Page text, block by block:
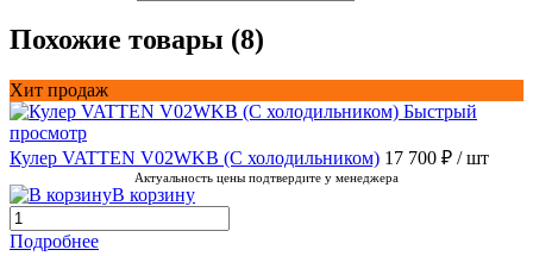
Похожие товары (8)
Хит продаж
Быстрый
просмотр
Кулер VATTEN V02WKB (С холодильником) 17 700 ₽ / шт
Актуальность цены подтвердите у менеджера
В корзину
Подробнее